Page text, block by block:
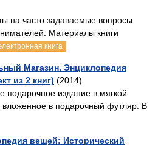
на часто задаваемые вопросы
Материалы книги
книга
Магазин. Энциклопедия
из 2 книг) (2014)
издание в мягкой
вложенное в подарочный футляр. В
вещей: Исторический